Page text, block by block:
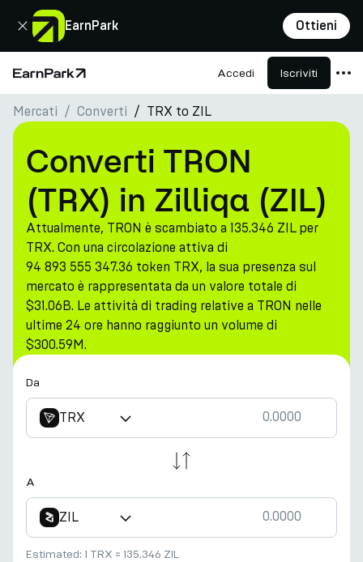
EarnPark Ottieni
Chiudi
Pagina principale Accedi Iscriviti
Prodotti
Mercati
Calcolatori
PARK Token
Risorse
Azienda
Mercati Converti TRX to ZIL
Converti TRON
(TRX) in Zilliqa (ZIL)
Attualmente, TRON è scambiato a 135.346 ZIL per
TRX. Con una circolazione attiva di
94 893 555 347.36 token TRX, la sua presenza sul
mercato è rappresentata da un valore totale di
$31.06B. Le attività di trading relative a TRON nelle
ultime 24 ore hanno raggiunto un volume di
$300.59M.
Da
TRX
A
ZIL
Estimated: 1 TRX ≈ 135.346 ZIL